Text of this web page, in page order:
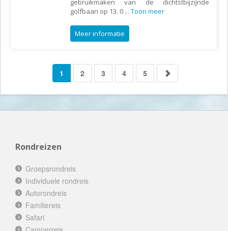
gebruikmaken van de dichtstbijzijnde
golfbaan op 13. 0 ... Toon meer
Meer informatie
1 2 3 4 5
Rondreizen
Groepsrondreis
Individuele rondreis
Autorondreis
Familiereis
Safari